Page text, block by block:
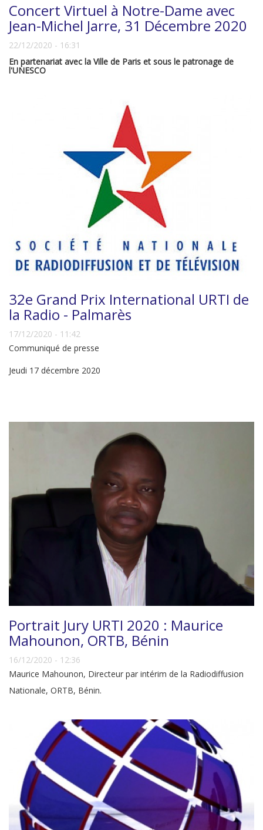
Concert Virtuel à Notre-Dame avec
Jean-Michel Jarre, 31 Décembre 2020
22/12/2020 - 16:31
En partenariat avec la Ville de Paris et sous le patronage de
l'UNESCO
32e Grand Prix International URTI de
la Radio - Palmarès
17/12/2020 - 11:42
Communiqué de presse
Jeudi 17 décembre 2020
Portrait Jury URTI 2020 : Maurice
Mahounon, ORTB, Bénin
16/12/2020 - 12:36
Maurice Mahounon, Directeur par intérim de la Radiodiffusion
Nationale, ORTB, Bénin.